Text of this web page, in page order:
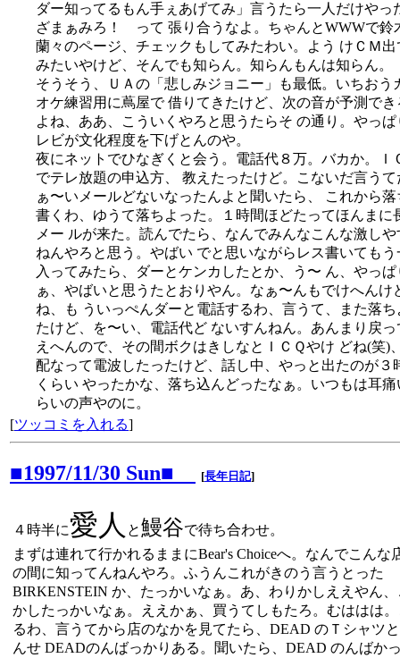
ダー知ってるもん手ぇあげてみ」言うたら一人だけやっ
ざまぁみろ！ って 張り合うなよ。ちゃんとWWWで鈴
蘭々のページ、チェックもしてみたわい。よう けＣＭ出
みたいやけど、そんでも知らん。知らんもんは知らん。
そうそう、ＵＡの「悲しみジョニー」も最低。いちおう
オケ練習用に蔦屋で 借りてきたけど、次の音が予測でき
よね、ああ、こういくやろと思うたらそ の通り。やっぱ
レビが文化程度を下げとんのや。
夜にネットでひなぎくと会う。電話代８万。バカか。Ｉ
でテレ放題の申込方、 教えたったけど。こないだ言うて
ぁ〜いメールどないなったんよと聞いたら、 これから落
書くわ、ゆうて落ちよった。１時間ほどたってほんまに
メー ルが来た。読んでたら、なんでみんなこんな激しや
ねんやろと思う。やばい でと思いながらレス書いてもう
入ってみたら、ダーとケンカしたとか、う〜 ん、やっぱ
ぁ、やばいと思うたとおりやん。なぁ〜んもでけへんけ
ね、も ういっぺんダーと電話するわ、言うて、また落ち
たけど、を〜い、電話代ど ないすんねん。あんまり戻っ
えへんので、その間ボクはきしなとＩＣＱやけ どね(笑)
配なって電波したったけど、話し中、やっと出たのが３
くらい やったかな、落ち込んどったなぁ。いつもは耳痛
らいの声やのに。
[ツッコミを入れる]
■1997/11/30 Sun■ [長年日記]
４時半に愛人 と鰻谷で待ち合わせ。
まずは連れて行かれるままにBear's Choiceへ。なんでこんな
の間に知ってんねんやろ。ふうんこれがきのう言うとった
BIRKENSTEIN か、たっかいなぁ。あ、わりかしええやん
かしたっかいなぁ。ええかぁ、買うてしもたろ。むははは
るわ、言うてから店のなかを見てたら、DEAD のＴシャツ
んせ DEADのんばっかりある。聞いたら、DEAD のんばか